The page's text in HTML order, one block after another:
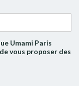
Umami Paris
vous proposer des